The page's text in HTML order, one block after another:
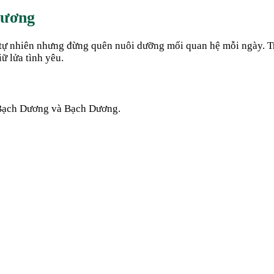
nhiên nhưng đừng quên nuôi dưỡng mối quan hệ mỗi ngày.
lửa tình yêu.
Dương và Bạch Dương.